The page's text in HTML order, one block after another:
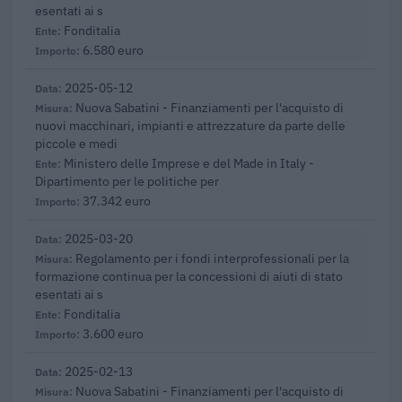
esentati ai s
Fonditalia
6.580 euro
2025-05-12
Nuova Sabatini - Finanziamenti per l'acquisto di
nuovi macchinari, impianti e attrezzature da parte delle
piccole e medi
Ministero delle Imprese e del Made in Italy -
Dipartimento per le politiche per
37.342 euro
2025-03-20
Regolamento per i fondi interprofessionali per la
formazione continua per la concessioni di aiuti di stato
esentati ai s
Fonditalia
3.600 euro
2025-02-13
Nuova Sabatini - Finanziamenti per l'acquisto di